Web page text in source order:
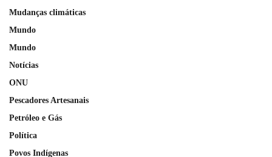
Mudanças climáticas
Mundo
Mundo
Notícias
ONU
Pescadores Artesanais
Petróleo e Gás
Política
Povos Indígenas